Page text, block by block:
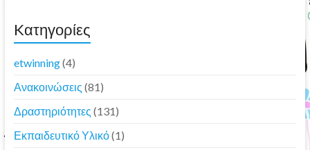
Kατηγορίες
etwinning(4)
Ανακοινώσεις (81)
Δραστηριότητες (131)
Εκπαιδευτικό Υλικό(1)